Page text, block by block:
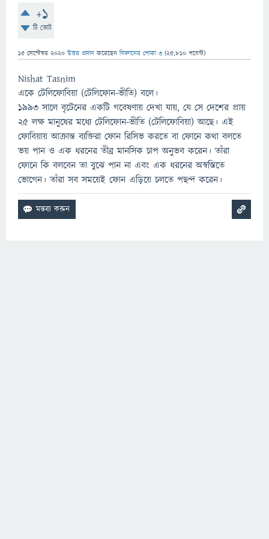
+1
টি ভোট
15 সেপ্টেম্বর 2020 উত্তর প্রদান করেছেনবিজ্ঞানের পোকা ৩ (25,810 পয়েন্ট)
Nishat Tasnim
একে টেলিফোবিয়া (টেলিফোন-ভীতি) বলে।
১৯৯৩ সালে বৃটেনের একটি গবেষণায় দেখা যায়, যে সে দেশের প্রায়
২৫ লক্ষ মানুষের মধ্যে টেলিফোন-ভীতি (টেলিফোবিয়া) আছে। এই
ফোবিয়ায় আক্রান্ত ব্যক্তিরা ফোন রিসিভ করতে বা ফোনে কথা বলতে
ভয় পান ও এক ধরনের তীব্র মানসিক চাপ অনুভব করেন। তাঁরা
ফোনে কি বলবেন তা বুঝে পান না এবং এক ধরনের অস্বস্তিতে
ভোগেন। তাঁরা সব সময়েই ফোন এড়িয়ে চলতে পছন্দ করেন।